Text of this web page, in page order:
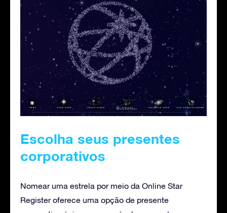
Escolha seus presentes
corporativos
Nomear uma estrela por meio da Online Star
Register oferece uma opção de presente